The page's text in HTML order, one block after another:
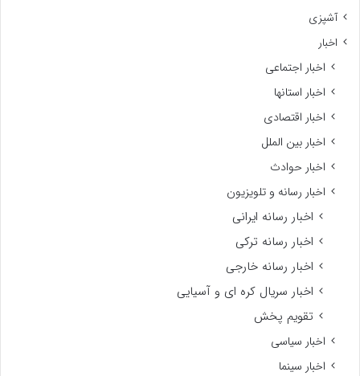
آشپزی
اخبار
اخبار اجتماعی
اخبار استانها
اخبار اقتصادی
اخبار بین الملل
اخبار حوادث
اخبار رسانه و تلویزیون
اخبار رسانه ایرانی
اخبار رسانه ترکی
اخبار رسانه خارجی
اخبار سریال کره ای و آسیایی
تقویم پخش
اخبار سیاسی
اخبار سینما